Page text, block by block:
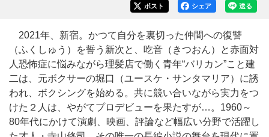
送る
シェア
ポスト
2021年、新宿。かつて自分を裏切った仲間への復讐
（ふくしゅう）を誓う新次と、吃音（きつおん）と赤面対
人恐怖症に悩みながら理髪店で働く青年“バリカン”こと建
二は、元ボクサーの堀口（ユースケ・サンタマリア）に誘
われ、ボクシングを始める。共に競い合いながら実力をつ
けた２人は、やがてプロデビューを果たすが…。1960～
80年代にかけて演劇、映画、評論など幅広い分野で活躍し